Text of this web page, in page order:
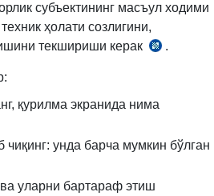
субъектининг масъул ходими
ҳолати созлигини,
текшириши керак
.
қурилма экранида нима
унда барча мумкин бўлган
уларни бартараф этиш